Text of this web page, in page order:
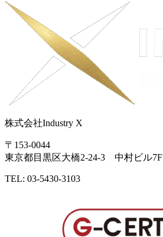
株式会社Industry X
〒153-0044
東京都目黒区大橋2-24-3 中村ビル7F
TEL: 03-5430-3103